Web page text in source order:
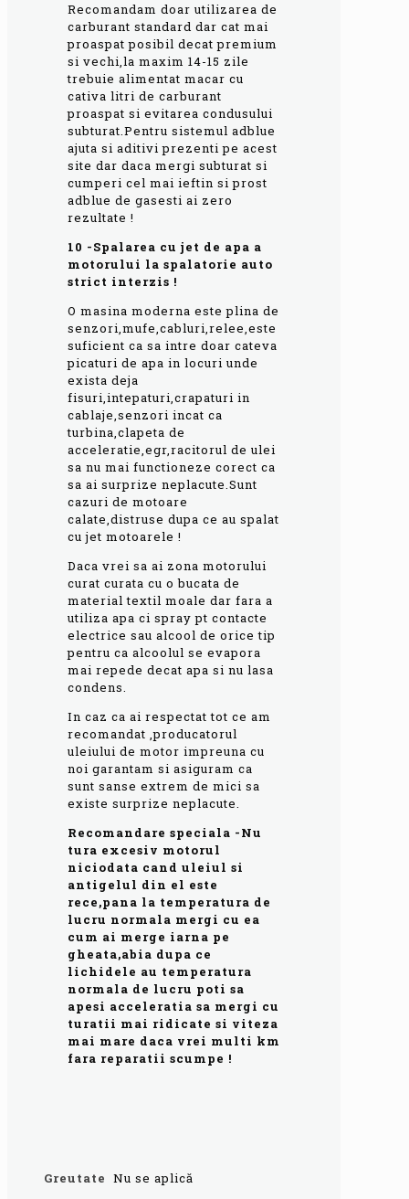
Recomandam doar utilizarea de
carburant standard dar cat mai
proaspat posibil decat premium
si vechi,la maxim 14-15 zile
trebuie alimentat macar cu
cativa litri de carburant
proaspat si evitarea condusului
subturat.Pentru sistemul adblue
ajuta si aditivi prezenti pe acest
site dar daca mergi subturat si
cumperi cel mai ieftin si prost
adblue de gasesti ai zero
rezultate !
10 -Spalarea cu jet de apa a
motorului la spalatorie auto
strict interzis !
O masina moderna este plina de
senzori,mufe,cabluri,relee,este
suficient ca sa intre doar cateva
picaturi de apa in locuri unde
exista deja
fisuri,intepaturi,crapaturi in
cablaje,senzori incat ca
turbina,clapeta de
acceleratie,egr,racitorul de ulei
sa nu mai functioneze corect ca
sa ai surprize neplacute.Sunt
cazuri de motoare
calate,distruse dupa ce au spalat
cu jet motoarele !
Daca vrei sa ai zona motorului
curat curata cu o bucata de
material textil moale dar fara a
utiliza apa ci spray pt contacte
electrice sau alcool de orice tip
pentru ca alcoolul se evapora
mai repede decat apa si nu lasa
condens.
In caz ca ai respectat tot ce am
recomandat ,producatorul
uleiului de motor impreuna cu
noi garantam si asiguram ca
sunt sanse extrem de mici sa
existe surprize neplacute.
Recomandare speciala -Nu
tura excesiv motorul
niciodata cand uleiul si
antigelul din el este
rece,pana la temperatura de
lucru normala mergi cu ea
cum ai merge iarna pe
gheata,abia dupa ce
lichidele au temperatura
normala de lucru poti sa
apesi acceleratia sa mergi cu
turatii mai ridicate si viteza
mai mare daca vrei multi km
fara reparatii scumpe !
Greutate Nu se aplică